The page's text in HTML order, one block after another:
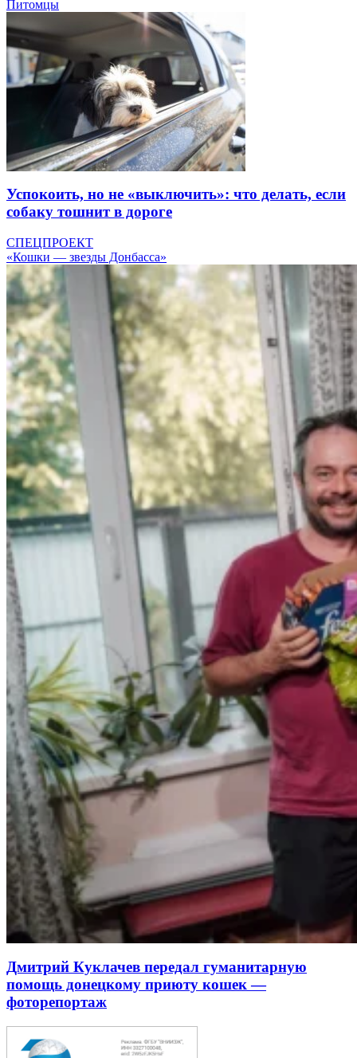
Питомцы
Успокоить, но не «выключить»: что делать, если
собаку тошнит в дороге
СПЕЦПРОЕКТ
«Кошки — звезды Донбасса»
Дмитрий Куклачев передал гуманитарную
помощь донецкому приюту кошек —
фоторепортаж